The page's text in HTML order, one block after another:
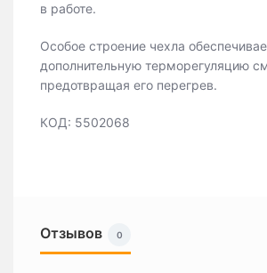
в работе.
Особое строение чехла
дополнительную терморегуляцию
предотвращая его перегрев.
КОД: 5502068
Отзывов 0